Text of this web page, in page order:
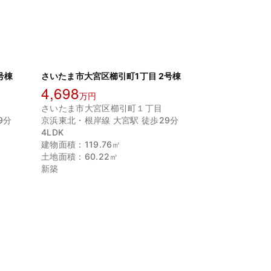
棟
分
さいたま市大宮区櫛引町1丁目 2号棟
4,698万円
さいたま市大宮区櫛引町１丁目
京浜東北・根岸線 大宮駅 徒歩29分
4LDK
建物面積：119.76㎡
土地面積：60.22㎡
新築